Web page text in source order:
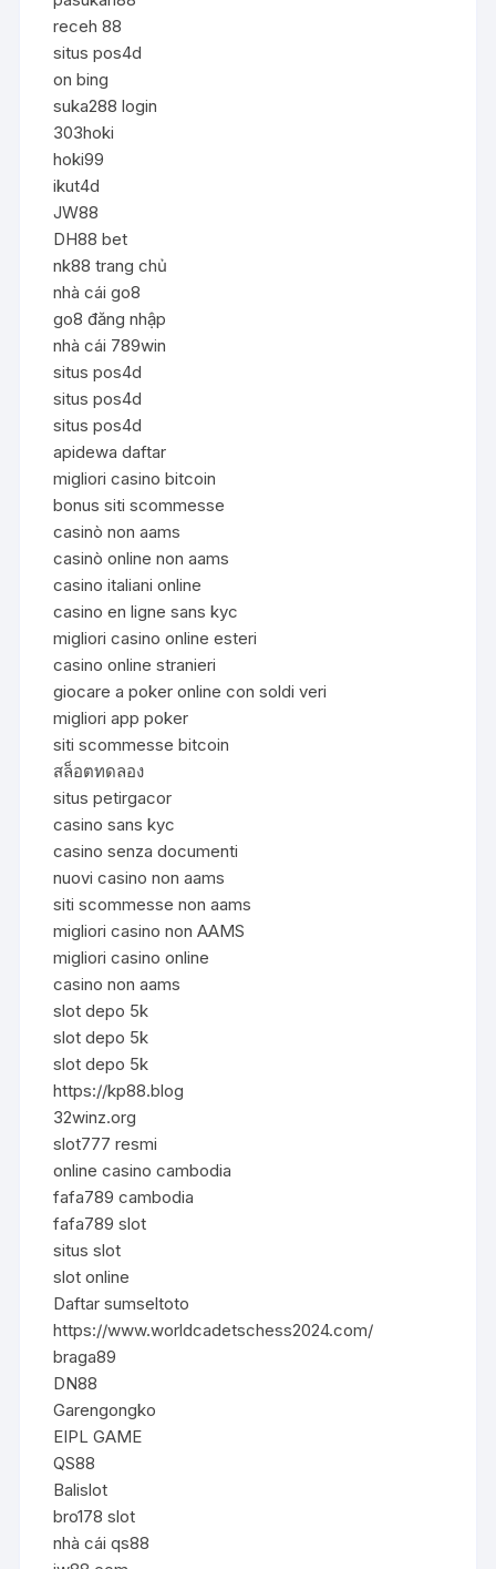
receh 88
situs pos4d
on bing
suka288 login
303hoki
hoki99
ikut4d
JW88
DH88 bet
nk88 trang chủ
nhà cái go8
go8 đăng nhập
nhà cái 789win
situs pos4d
situs pos4d
situs pos4d
apidewa daftar
migliori casino bitcoin
bonus siti scommesse
casinò non aams
casinò online non aams
casino italiani online
casino en ligne sans kyc
migliori casino online esteri
casino online stranieri
giocare a poker online con soldi veri
migliori app poker
siti scommesse bitcoin
สล็อตทดลอง
situs petirgacor
casino sans kyc
casino senza documenti
nuovi casino non aams
siti scommesse non aams
migliori casino non AAMS
migliori casino online
casino non aams
slot depo 5k
slot depo 5k
slot depo 5k
https://kp88.blog
32winz.org
slot777 resmi
online casino cambodia
fafa789 cambodia
fafa789 slot
situs slot
slot online
Daftar sumseltoto
https://www.worldcadetschess2024.com/
braga89
DN88
Garengongko
EIPL GAME
QS88
Balislot
bro178 slot
nhà cái qs88